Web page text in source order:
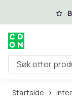
Hopp til
Søk etter
Startside